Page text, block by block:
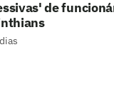
de